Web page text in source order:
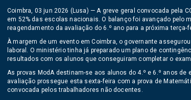
Coimbra, 03 jun 2026 (Lusa) — A greve geral convocada pela
em 52% das escolas nacionais. O balanço foi avançado pelo
reagendamento da avaliação do 6.º ano para a próxima terça-
À margem de um evento em Coimbra, o governante
laboral. O ministério tinha já preparado um plano de
resultados com os alunos que conseguiram completar o
As provas ModA destinam-se aos alunos do 4.º e 6.º anos
avaliação prossegue esta sexta-feira com a prova de
convocada pelos trabalhadores não docentes.